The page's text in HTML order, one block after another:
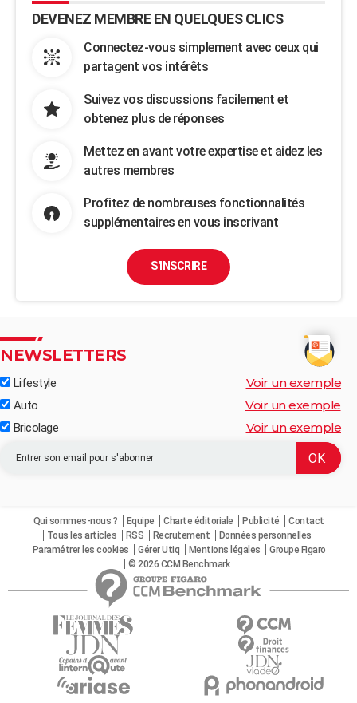
DEVENEZ MEMBRE EN QUELQUES CLICS
Connectez-vous simplement avec ceux qui
partagent vos intérêts
Suivez vos discussions facilement et
obtenez plus de réponses
Mettez en avant votre expertise et aidez les
autres membres
Profitez de nombreuses fonctionnalités
supplémentaires en vous inscrivant
S'INSCRIRE
NEWSLETTERS
Lifestyle Voir un exemple
Auto Voir un exemple
Bricolage Voir un exemple
Qui sommes-nous ? Equipe Charte éditoriale Publicité
Contact
Tous les articles
RSS Recrutement
Données personnelles
Paramétrer les cookies
Gérer Utiq Mentions légales
Groupe Figaro
© 2026 CCM Benchmark